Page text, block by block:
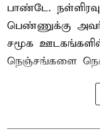
பாண்டே.
பெண்ணுக்கு
சமூக
நெஞ்சங்களை